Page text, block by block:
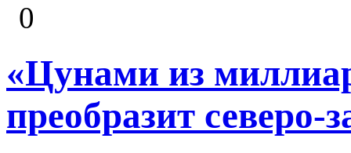
0
«Цунами из
преобразит